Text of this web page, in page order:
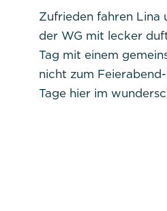
Zufrieden fahren Lina
der WG mit lecker
Tag mit einem
nicht zum
Tage hier im
Anbieter: